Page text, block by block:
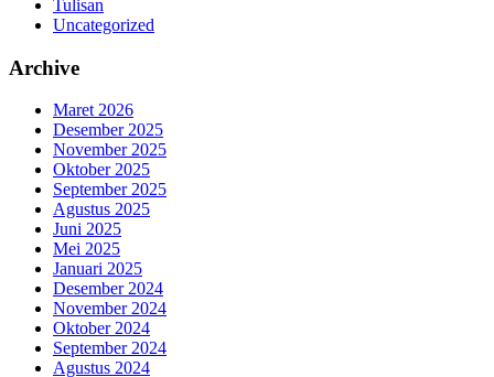
Tulisan
Uncategorized
Archive
Maret 2026
Desember 2025
November 2025
Oktober 2025
September 2025
Agustus 2025
Juni 2025
Mei 2025
Januari 2025
Desember 2024
November 2024
Oktober 2024
September 2024
Agustus 2024